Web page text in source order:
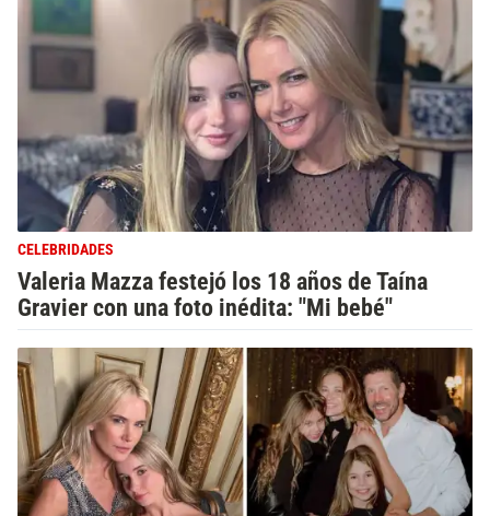
CELEBRIDADES
Valeria Mazza festejó los 18 años de Taína
Gravier con una foto inédita: "Mi bebé"